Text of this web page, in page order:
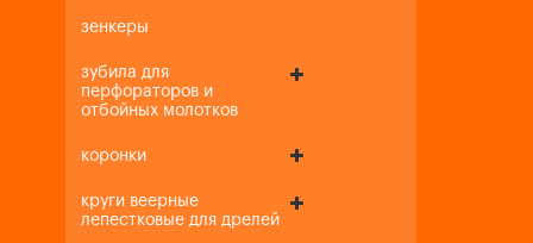
зенкеры
зубила для
перфораторов и
отбойных молотков
коронки
круги веерные
лепестковые для дрелей